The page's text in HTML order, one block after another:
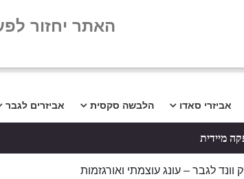
אביזרי סאדו הלבשה סקסית אביזרים לגבר
מיידית
לגבר – עונג עוצמתי ואורגזמות
האתר יחזור